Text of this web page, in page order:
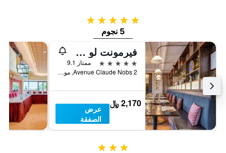
5 نجوم
5 نجوم
فيرمونت لو مونترو بالاس
5 نجوم
ممتاز 9.1
Avenue Claude Nobs 2, مونتروي, كانتون فود, سويسرا
2,170 ﷼
عرض
الصفقة
3 نجوم